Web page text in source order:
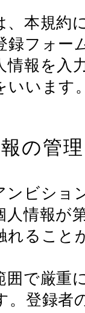
、本規約
録フォー
情報を入
います。
の管理
ビショ
人情報が
れること
囲で厳重
。登録者